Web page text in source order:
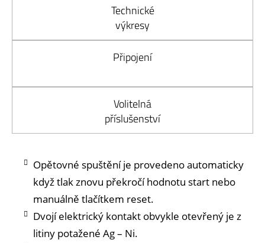
Technické
výkresy
Připojení
Volitelná
příslušenství
Opětovné spuštění je provedeno automaticky
když tlak znovu překročí hodnotu start nebo
manuálně tlačítkem reset.
Dvojí elektrický kontakt obvykle otevřený je z
litiny potažené Ag – Ni.